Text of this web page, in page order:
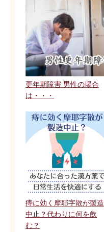
更年期障害 男性の場合
は・・・
痔に効く摩耶字散が製造
中止？代わりに何を飲
む？